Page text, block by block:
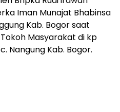
Iman Munajat Bhabinsa
Kab. Bogor saat
Masyarakat di kp
Nangung Kab. Bogor.